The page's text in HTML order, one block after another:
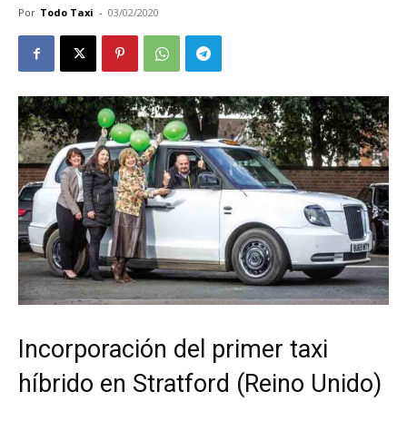
Por Todo Taxi - 03/02/2020
Incorporación del primer taxi
híbrido en Stratford (Reino Unido)